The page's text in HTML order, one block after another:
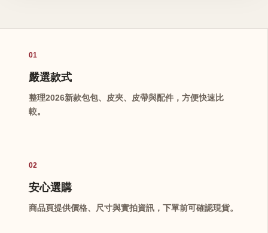
01
嚴選款式
整理2026新款包包、皮夾、皮帶與配件，方便快速比
較。
02
安心選購
商品頁提供價格、尺寸與實拍資訊，下單前可確認現貨。